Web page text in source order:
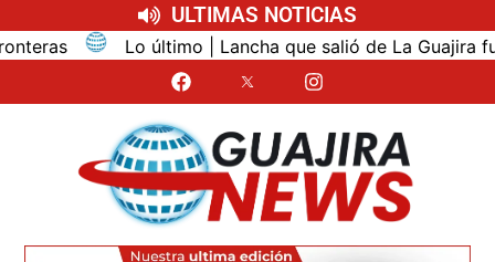
ULTIMAS NOTICIAS
Lancha que salió de La Guajira fue interceptada con